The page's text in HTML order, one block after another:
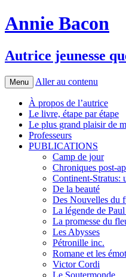
Annie Bacon
Autrice jeunesse
Menu Aller au contenu
À propos de l’autrice
Le livre, étape par étape
Le plus grand plaisir de
Professeurs
PUBLICATIONS
Camp de jour
Chroniques post-
Continent-Stratus:
De la beauté
Des Nouvelles du
La légende de
La promesse du
Les Abysses
Pétronille inc.
Romane et les
Victor Cordi
Le Soutermonde